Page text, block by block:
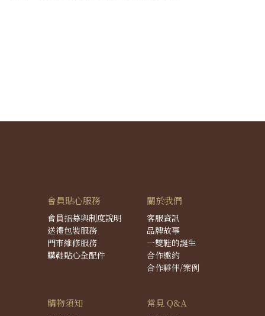
會員貼心服務
會員招募與制度說明
送禮包裝服務
門市維修服務
購鞋貼心全配件
關於我們
客服資訊
品牌故事
一雙鞋的誕生
合作邀約
合作夥伴/案例
購物須知 常見 Q&A